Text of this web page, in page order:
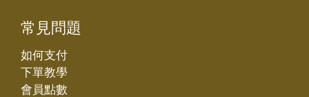
常見問題
如何支付
下單教學
會員點數